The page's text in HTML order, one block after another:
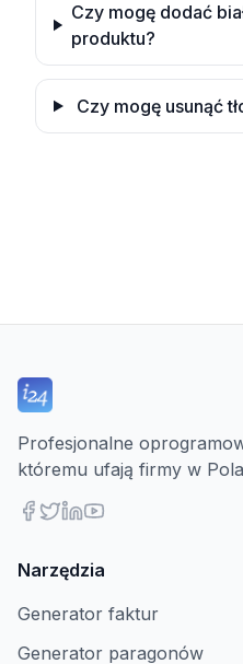
Czy mogę dodać
produktu?
Czy mogę usunąć
Profesjonalne
któremu ufają firmy w
Narzędzia
Generator faktur
Generator paragonów